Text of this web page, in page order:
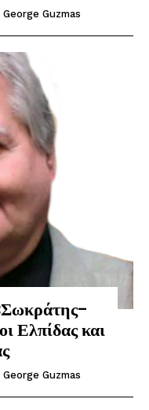
George Guzmas
Ελπίδας και
George Guzmas